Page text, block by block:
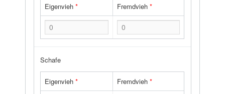
Eigenvieh* Fremdvieh*
Schafe
Eigenvieh* Fremdvieh*